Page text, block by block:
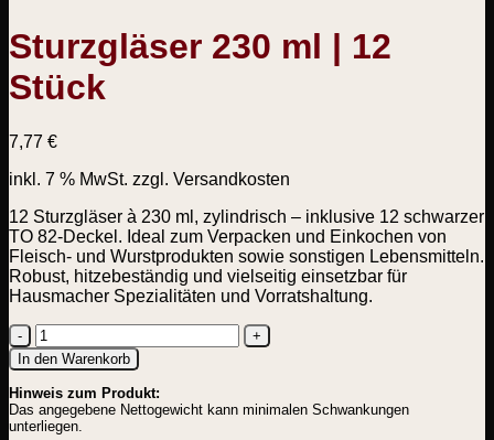
Sturzgläser 230 ml | 12
Stück
7,77 €
inkl. 7 % MwSt. zzgl. Versandkosten
12 Sturzgläser à 230 ml, zylindrisch – inklusive 12 schwarzer
TO 82-Deckel. Ideal zum Verpacken und Einkochen von
Fleisch- und Wurstprodukten sowie sonstigen Lebensmitteln.
Robust, hitzebeständig und vielseitig einsetzbar für
Hausmacher Spezialitäten und Vorratshaltung.
Sturzgläser
230
ml
|
12
In den Warenkorb
Hinweis zum Produkt:
Das angegebene Nettogewicht kann minimalen Schwankungen
unterliegen.